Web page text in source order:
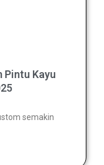
Pintu Kayu
semakin